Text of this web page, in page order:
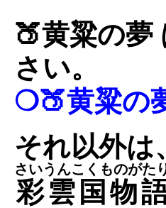
🍑黄粱の夢
さい。
❍🍑黄粱の
それ以外は
彩雲国物
さいうんこくものがた